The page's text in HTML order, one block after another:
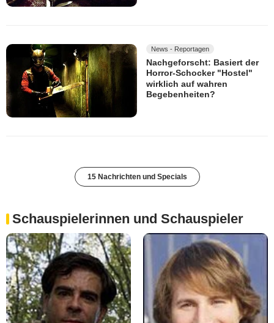
News - Reportagen
Nachgeforscht: Basiert der
Horror-Schocker "Hostel"
wirklich auf wahren
Begebenheiten?
15 Nachrichten und Specials
Schauspielerinnen und Schauspieler